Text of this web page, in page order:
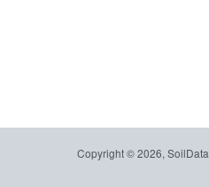
Copyright © 2026, SoilData